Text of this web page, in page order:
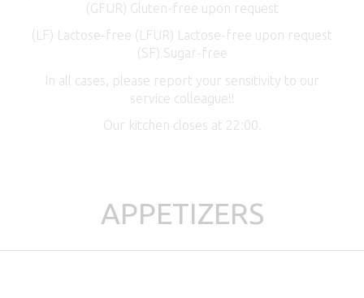
(GFUR) Gluten-free upon request
(LF) Lactose-free (LFUR) Lactose-free upon request
(SF) Sugar-free
In all cases, please report your sensitivity to our
service colleague!!
Our kitchen closes at 22:00.
APPETIZERS